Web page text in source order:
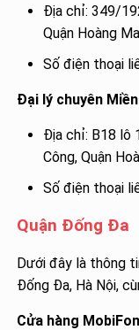
Địa chỉ: 349/
Quận Hoàng
Số điện thoại
Đại lý chuyên
Địa chỉ: B18 lô
Công, Quận
Số điện thoại
Quận Đống Đa
Dưới đây là thông
Đống Đa, Hà Nội,
Cửa hàng